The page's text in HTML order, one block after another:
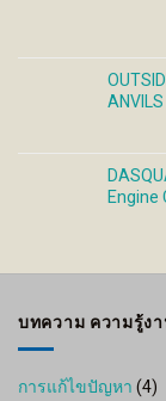
ANVILS
Engine
บทความ ความรู้ง
การแก้ไขปัญหา(4)